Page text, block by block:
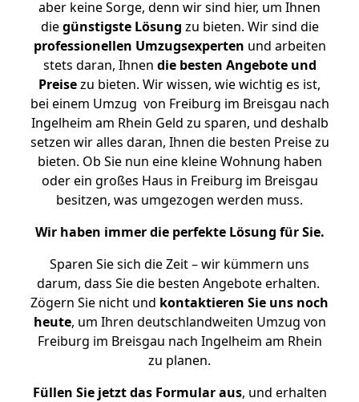
aber keine Sorge, denn wir sind hier, um Ihnen
diegünstigste Lösung zu bieten. Wir sind die
professionellen Umzugsexperten und arbeiten
stets daran, Ihnen die besten Angebote und
Preisezu bieten. Wir wissen, wie wichtig es ist,
bei einem Umzug von Freiburg im Breisgau nach
Ingelheim am Rhein Geld zu sparen, und deshalb
setzen wir alles daran, Ihnen die besten Preise zu
bieten. Ob Sie nun eine kleine Wohnung haben
oder ein großes Haus in Freiburg im Breisgau
besitzen, was umgezogen werden muss.
Wir haben immer die perfekte Lösung für Sie.
Sparen Sie sich die Zeit – wir kümmern uns
darum, dass Sie die besten Angebote erhalten.
Zögern Sie nicht und kontaktieren Sie uns noch
heute, um Ihren deutschlandweiten Umzug von
Freiburg im Breisgau nach Ingelheim am Rhein
zu planen.
Füllen Sie jetzt das Formular aus, und erhalten